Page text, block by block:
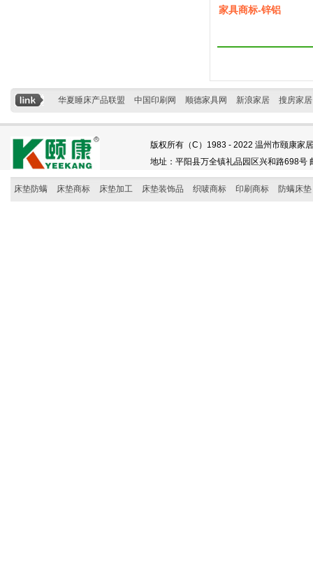
家具商标-锌铝
华夏睡床产品联盟 中国印刷网 顺德家具网 新浪家居 搜房家居
版权所有（C）1983 - 2022 温州市颐康家
地址：平阳县万全镇礼品园区兴和路698
床垫防螨 床垫商标 床垫加工 床垫装饰品 织唛商标 印刷商标 防螨床垫